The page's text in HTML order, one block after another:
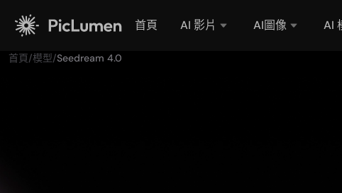
首頁 AI 影片 AI圖像 AI
首頁/模型/Seedream 4.0